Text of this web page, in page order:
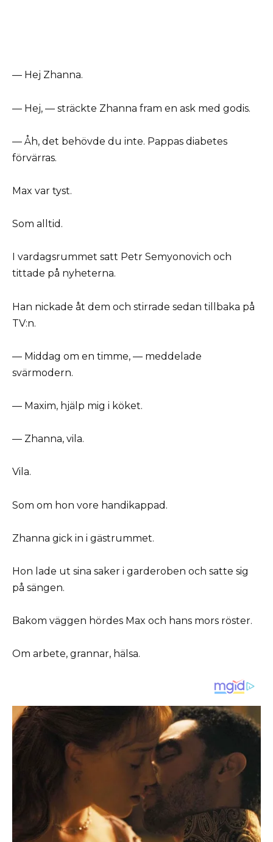
— Hej Zhanna.
— Hej, — sträckte Zhanna fram en ask med godis.
— Åh, det behövde du inte. Pappas diabetes
förvärras.
Max var tyst.
Som alltid.
I vardagsrummet satt Petr Semyonovich och
tittade på nyheterna.
Han nickade åt dem och stirrade sedan tillbaka på
TV:n.
— Middag om en timme, — meddelade
svärmodern.
— Maxim, hjälp mig i köket.
— Zhanna, vila.
Vila.
Som om hon vore handikappad.
Zhanna gick in i gästrummet.
Hon lade ut sina saker i garderoben och satte sig
på sängen.
Bakom väggen hördes Max och hans mors röster.
Om arbete, grannar, hälsa.